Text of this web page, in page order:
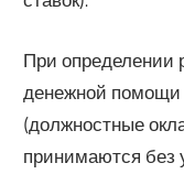
При определении
денежной помощи
(должностные
принимаются без